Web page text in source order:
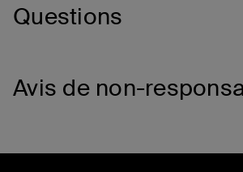
Questions
Avis de non-